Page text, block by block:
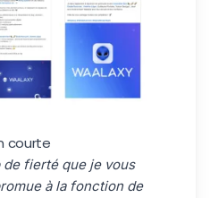
courte
fierté que je vous
à la fonction de